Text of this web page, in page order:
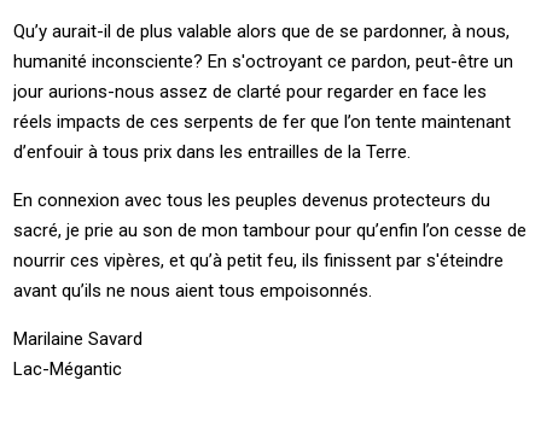
Qu’y aurait-il de plus valable alors que de se pardonner, à nous,
humanité inconsciente? En s'octroyant ce pardon, peut-être un
jour aurions-nous assez de clarté pour regarder en face les
réels impacts de ces serpents de fer que l’on tente maintenant
d’enfouir à tous prix dans les entrailles de la Terre.
En connexion avec tous les peuples devenus protecteurs du
sacré, je prie au son de mon tambour pour qu’enfin l’on cesse de
nourrir ces vipères, et qu’à petit feu, ils finissent par s'éteindre
avant qu’ils ne nous aient tous empoisonnés.
Marilaine Savard
Lac-Mégantic